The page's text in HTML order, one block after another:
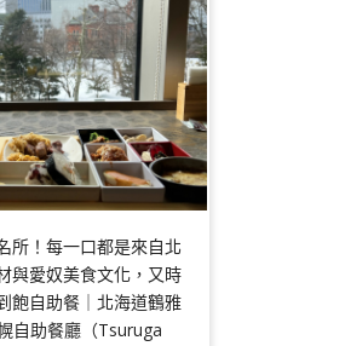
所！每一口都是來自北
與愛奴美食文化，又時
飽自助餐｜北海道鶴雅
自助餐廳（Tsuruga